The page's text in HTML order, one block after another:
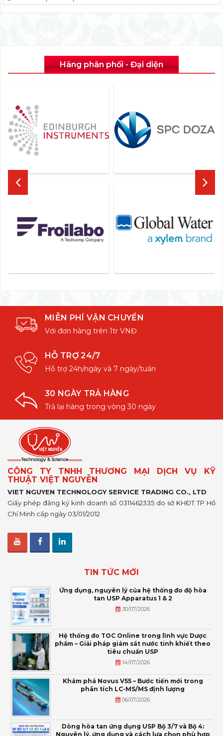
Hãng phân phối - Đại diện
MIỄN PHÍ VẬN CHUYỂN
Với đơn hàng trên 1tr VNĐ
HỖ TRỢ 24/7
Hỗ trợ 24h/ngày và 7 ngày/tuần
30 NGÀY TRẢ HÀNG
Trả lại hàng trong vòng 30 ngày
CÔNG TY TNHH THƯƠNG MẠI DỊCH VỤ KỸ
THUẬT VIỆT NGUYỄN
VIET NGUYEN TECHNOLOGY SERVICE TRADING CO., LTD
Giấy phép đăng ký kinh doanh số 0311462335 do sở KHĐT TP Hồ
Chí Minh cấp ngày 03/01/2012
TIN TỨC MỚI
Ứng dụng, nguyên lý của hệ thống đo độ hòa
tan USP Apparatus 1 & 2
30/07/2026
Hệ thống đo TOC Online trong lĩnh vực Dược
phẩm – Giải pháp giám sát nước tinh khiết theo
tiêu chuẩn USP
14/07/2026
Khám phá Novus V55 – Bước tiến mới trong
phân tích LC-MS/MS định lượng
06/07/2026
Dòng hòa tan ứng dụng USP Bộ 3/7 và Bộ 4:
Nguyên lý, ứng dụng và cách lựa chọn phù hợp